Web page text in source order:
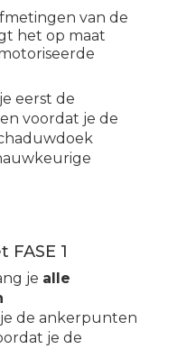
van de
het op maat
eerst de
voordat je de
1
je alle
de ankerpunten
je de